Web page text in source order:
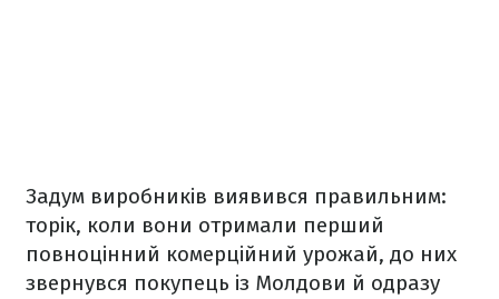
Задум виробників виявився правильним:
торік, коли вони отримали перший
повноцінний комерційний урожай, до них
звернувся покупець із Молдови й одразу